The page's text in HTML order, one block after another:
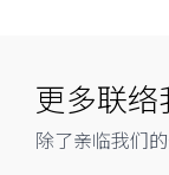
上水分行
上水新丰路55-59
更多联
除了亲临我们